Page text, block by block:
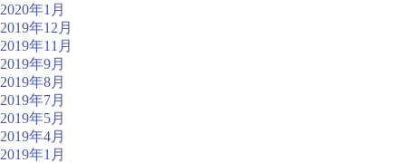
2020年1月
2019年12月
2019年11月
2019年9月
2019年8月
2019年7月
2019年5月
2019年4月
2019年1月